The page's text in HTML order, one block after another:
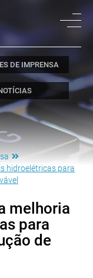
DE IMPRENSA
hidroelétricas para
melhoria
para
de